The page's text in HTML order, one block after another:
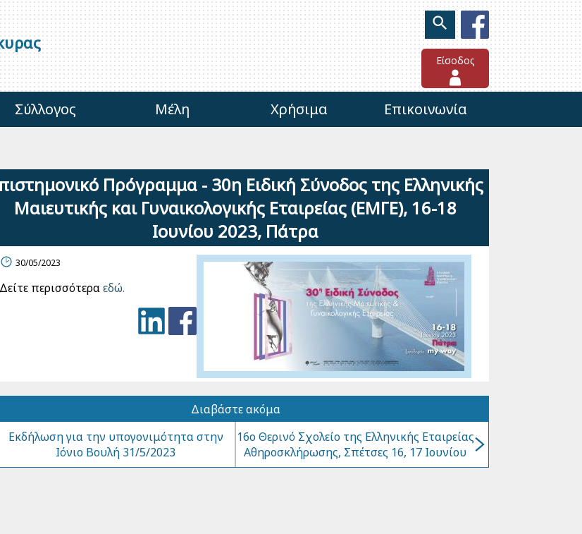
Είσοδος
Σύλλογος Μέλη Χρήσιμα Επικοινωνία
Πρόγραμμα - 30η Ειδική Σύνοδος της Ελληνικής
Μαιευτικής και Γυναικολογικής Εταιρείας (ΕΜΓΕ), 16-18
Ιουνίου 2023, Πάτρα
30/05/2023
Δείτε περισσότεραεδώ.
Διαβάστε ακόμα
Εκδήλωση για την υπογονιμότητα στην
Ιόνιο Βουλή 31/5/2023
16ο Θερινό Σχολείο της Ελληνικής Εταιρείας
Αθηροσκλήρωσης, Σπέτσες 16, 17 Ιουνίου